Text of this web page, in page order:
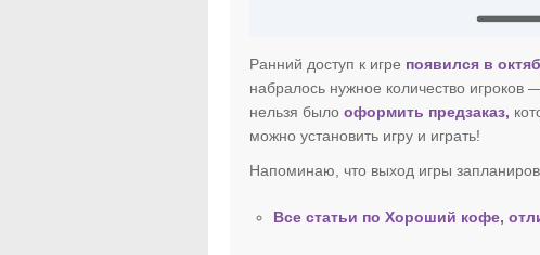
Ранний доступ к игре появился в
набралось нужное количество
нельзя былооформить предзаказ,
можно установить игру и играть!
Напоминаю, что выход игры
Все статьи по Хороший кофе,